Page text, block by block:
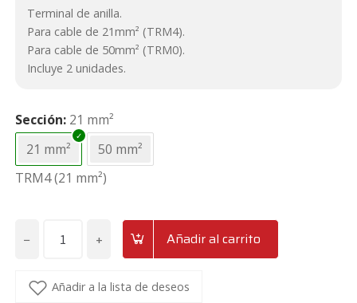
Terminal de anilla.
Para cable de 21mm² (TRM4).
Para cable de 50mm² (TRM0).
Incluye 2 unidades.
Sección 21 mm²
21 mm²
50 mm²
TRM4 (21 mm²)
−
Terminales
anilla
+ Añadir al carrito
Añadir a la lista de deseos